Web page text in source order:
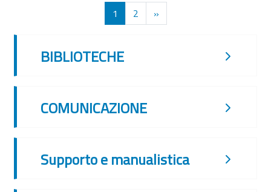
1 Pagina 1
2 Pagina 2
»Pagina successiva
BIBLIOTECHE
COMUNICAZIONE
Supporto e manualistica